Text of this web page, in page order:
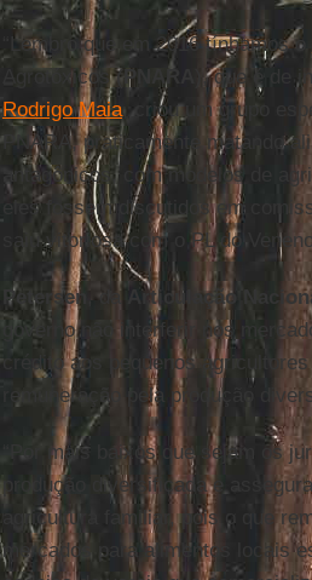
“Lembro que em 2016 tínhamos o
Agrotóxicos (PNARA
), que é de
Rodrigo Maia, criou um grupo
PNARA, praticamente matando
antagônicos, com modelos de
eles fossem discutidos em
saiu vitoriosa com o PL do
Petersen , da Articulação
governo não interferir nos
crédito aos pequenos
remuneração pela produção
“Por mais baixos que sejam os
produção diversificada e
agricultura familiar, pois o que
mercados para alimentos locais